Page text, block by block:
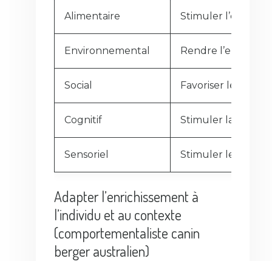
Alimentaire Stimuler l’esprit
Environnemental Rendre
Social Favoriser les
Cognitif Stimuler la
Sensoriel Stimuler les
Adapter l’enrichissement à
l’individu et au contexte
(comportementaliste canin
berger australien)